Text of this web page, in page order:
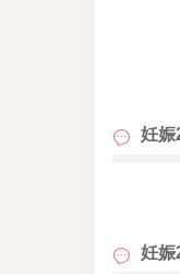
妊娠
妊娠